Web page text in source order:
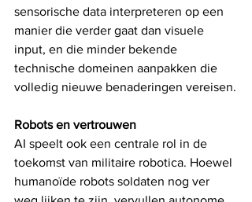
sensorische data interpreteren op een
manier die verder gaat dan visuele
input, en die minder bekende
technische domeinen aanpakken die
volledig nieuwe benaderingen vereisen.
Robots en vertrouwen
AI speelt ook een centrale rol in de
toekomst van militaire robotica. Hoewel
humanoïde robots soldaten nog ver